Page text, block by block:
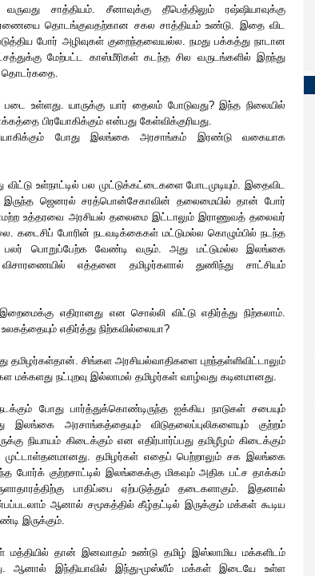
சாத்தியம். சீனாவுக்கு தீபெத்திலும் ரஷ்ஷியாவுக்கு
தொடங்குவதற்கான சகல சாத்தியம் உண்டு. இதை விட
போர் அழிவுகள் குறைந்தவையல்ல. நமது பக்கத்து நாடான
மேற்பட்ட காஸ்மீரிகள் கடந்த சில வருடங்களில் இறந்து
தொடர்கதை.
படை உள்ளது. யாருக்கு யார் தைலம் போடுவது? இந்த நிலையில்
பிரயோகிக்கும் என்பது கேள்விக்குரியது.
போது இலங்கை அரசாங்கம் இரண்டு வகையாக
விட்டு உள்நாட்டில் பல முட்டுக்கட்டைகளை போடமுடியும். இதைவிட
இருந்த ஜெனரல் சரத்பொன்சேகாவின் தலைமையில் தான் போர்
உத்தரவை அரசியல் தலைமை இட்டாலும் இராணுவத் தலைவர்
கடைசிப் போரின் நடவடிக்கைகள் மட்டுமல்ல கொழும்பில் நடந்த
பொறுப்பேற்க வேண்டி வரும். அது மட்டுமல்ல இலங்கை
எத்தனை தமிழர்களால் துணிந்து சாட்சியம்
எதிரானது என சொல்லி விட்டு எதிர்த்து நிற்கலாம்.
எதிர்த்து நிற்கவில்லையா?
தமிழர்கள்தான். சிங்கள அரசியல்வாதிகளை புறந்தள்ளிவிட்டாலும்
மக்களது நட்புறவு இல்லாமல் தமிழர்கள் வாழ்வது கடினமானது.
போது பார்த்துக்கொண்டிருந்த ஐக்கிய நாடுகள் சபையும்
இலங்கை அரசாங்கத்தையும் விடுதலைப்புலிகளையும் குற்றம்
நியாயம் கிடைக்கும் என எதிர்பார்ப்பது தமிழீழம் கிடைக்கும்
முட்டாள்தனமானது. தமிழர்கள் எதைப் பெற்றாலும் சக இலங்கை
போர்க் குற்றசாட்டில் இலங்கைக்கு மிகவும் அதிக பட்ச தாக்கம்
பாதிப்பை ஏற்படுத்தும் தடைகளாகும். இதனால்
ஆனால் சமூகத்தில் கீழ்தட்டில் இருக்கும் மக்கள் கூடிய
இருக்கும்.
தான் இனவாதம் உண்டு தமிழ் இஸ்லாமிய மக்களிடம்
ஆனால் இந்தியாவில் இந்து-முஸ்லீம் மக்கள் இடையே உள்ள